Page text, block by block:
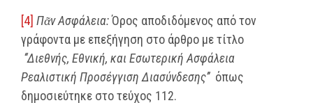
[4] Πᾶν Ασφάλεια:Όρος αποδιδόμενος από τον
γράφοντα με επεξήγηση στο άρθρο με τίτλο
‘‘Διεθνής, Εθνική, και Εσωτερική Ασφάλεια
Ρεαλιστική Προσέγγιση Διασύνδεσης’’ όπως
δημοσιεύτηκε στο τεύχος 112.